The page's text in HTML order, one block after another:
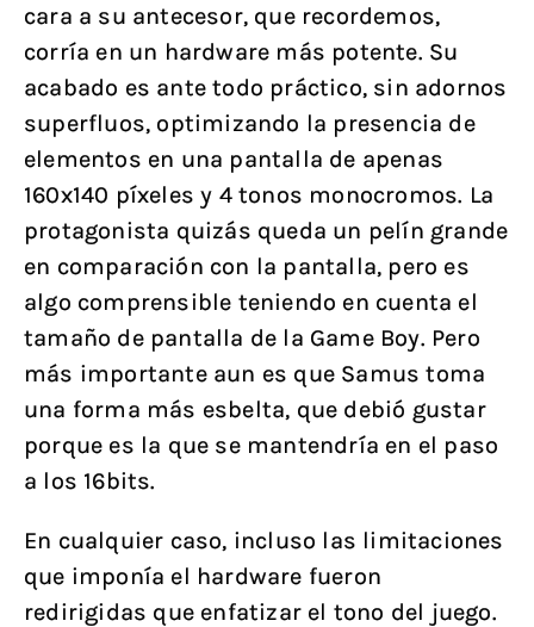
cara a su antecesor, que recordemos,
corría en un hardware más potente. Su
acabado es ante todo práctico, sin adornos
superfluos, optimizando la presencia de
elementos en una pantalla de apenas
160x140 píxeles y 4 tonos monocromos. La
protagonista quizás queda un pelín grande
en comparación con la pantalla, pero es
algo comprensible teniendo en cuenta el
tamaño de pantalla de la Game Boy. Pero
más importante aun es que Samus toma
una forma más esbelta, que debió gustar
porque es la que se mantendría en el paso
a los 16bits.
En cualquier caso, incluso las limitaciones
que imponía el hardware fueron
redirigidas que enfatizar el tono del juego.